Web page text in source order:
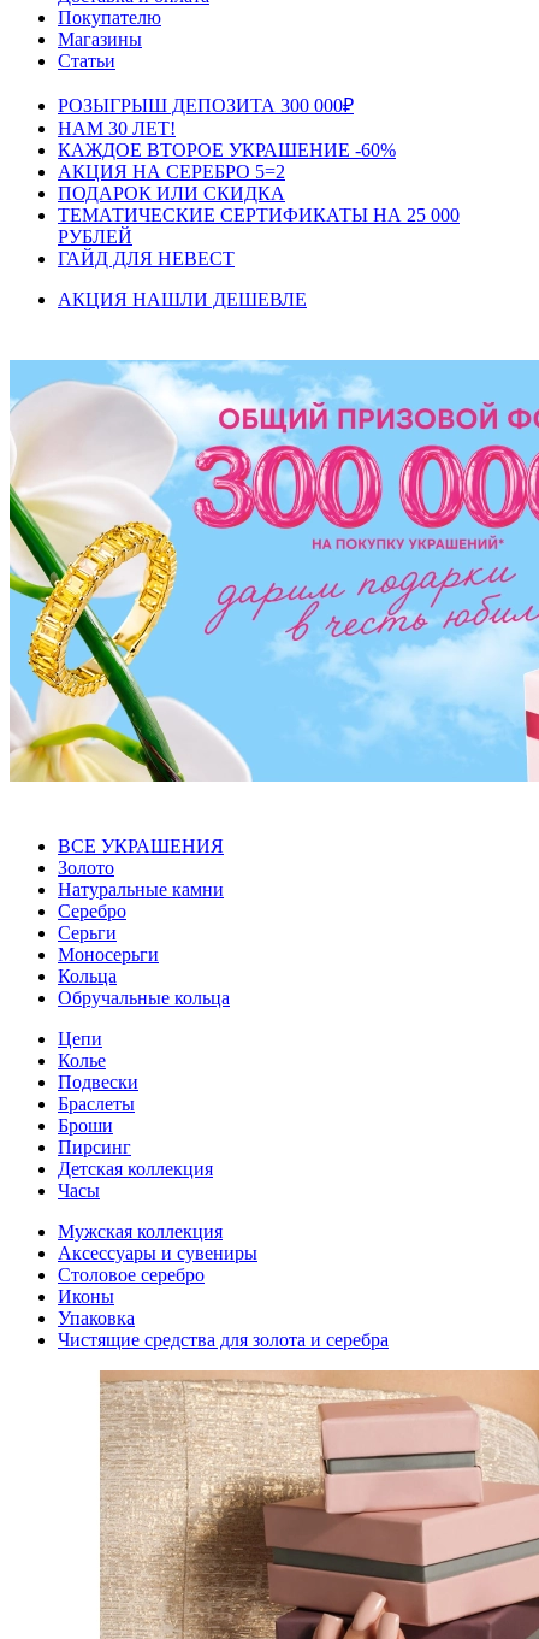
Покупателю
Магазины
Статьи
РОЗЫГРЫШ ДЕПОЗИТА 300 000₽
НАМ 30 ЛЕТ!
КАЖДОЕ ВТОРОЕ УКРАШЕНИЕ -60%
АКЦИЯ НА СЕРЕБРО 5=2
ПОДАРОК ИЛИ СКИДКА
ТЕМАТИЧЕСКИЕ СЕРТИФИКАТЫ НА 25 000
РУБЛЕЙ
ГАЙД ДЛЯ НЕВЕСТ
АКЦИЯ НАШЛИ ДЕШЕВЛЕ
ВСЕ УКРАШЕНИЯ
Золото
Натуральные камни
Серебро
Серьги
Моносерьги
Кольца
Обручальные кольца
Цепи
Колье
Подвески
Браслеты
Броши
Пирсинг
Детская коллекция
Часы
Мужская коллекция
Аксессуары и сувениры
Столовое серебро
Иконы
Упаковка
Чистящие средства для золота и серебра